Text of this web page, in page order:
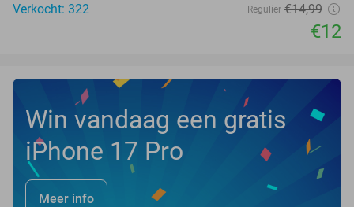
Verkocht: 322
Regulier €14,99
€12
Win vandaag een gratis
iPhone 17 Pro
Meer info